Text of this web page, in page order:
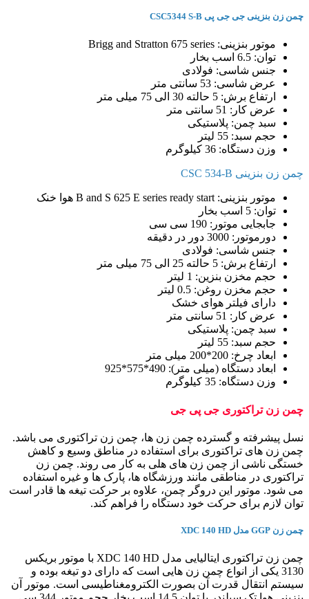
چمن زن بنزینی جی جی پی CSC5344 S-B
موتور بنزینی: Brigg and Stratton 675 series
توان: 6.5 اسب بخار
جنس شاسی: فولادی
عرض شاسی: 53 سانتی متر
ارتفاع برش: 5 حالته 30 الی 75 میلی متر
عرض کار: 51 سانتی متر
سبد چمن: پلاستیکی
حجم سبد: 55 لیتر
وزن دستگاه: 36 کیلوگرم
چمن زن بنزینی CSC 534-B
موتور بنزینی: B and S 625 E series ready start هوا خنک
توان: 5 اسب بخار
جابجایی موتور: 190 سی سی
دورموتور: 3000 دور در دقیقه
جنس شاسی: فولادی
ارتفاع برش: 5 حالته 25 الی 75 میلی متر
حجم مخزن بنزین: 1 لیتر
حجم مخزن روغن: 0.5 لیتر
دارای فیلتر هوای خشک
عرض کار: 51 سانتی متر
سبد چمن: پلاستیکی
حجم سبد: 55 لیتر
ابعاد چرخ: 200*200 میلی متر
ابعاد دستگاه (میلی متر): 490*575*925
وزن دستگاه: 35 کیلوگرم
چمن زن تراکتوری جی پی جی
نسل پیشرفته و گسترده چمن زن ها، چمن زن تراکتوری می باشد.
چمن زن های تراکتوری برای استفاده در مناطق وسیع و کاهش
خستگی ناشی از چمن زن های هلی به کار می روند. چمن زن
تراکتوری در مناطقی مانند ورزشگاه ها، پارک ها و غیره استفاده
می شود. موتور این دروگر چمن، علاوه بر حرکت تیغه ها قادر است
توان لازم برای حرکت خود دستگاه را فراهم کند.
چمن زن GGP مدل XDC 140 HD
چمن زن تراکتوری ایتالیایی مدل XDC 140 HD با موتور بریکس
3130 یکی از انواع چمن زن هایی است که دارای دو تیغه بوده و
سیستم انتقال قدرت آن بصورت الکترومغناطیسی است. موتور آن